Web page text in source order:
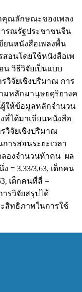
คุณลักษณะของเพลง
ารณรัฐประชาชนจีน
ยนหนังสือเพลงพื้น
สอนโดยใช้หนังสือเพ
น วิธีวิจัยเป็นแบบ
วิจัยเชิงปริมาณ การ
มหลักมานุษยดุริยางค
ให้ข้อมูลหลักจำนวน
ที่ได้มาเขียนหนังสือ
วิจัยเชิงปริมาณ
ารสอนระยะเวลา
ลองจำนวนห้าคน ผล
= 3.33/3.63, เด็กคน
เด็กคนที่สี่ =
ารวิจัยสรุปได้
สิทธิภาพในการใช้